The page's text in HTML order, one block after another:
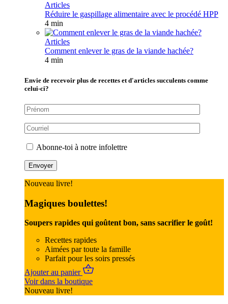
Articles
Réduire le gaspillage alimentaire avec le procédé HPP
4 min
Articles
Comment enlever le gras de la viande hachée?
4 min
Envie de recevoir plus de recettes et d'articles succulents comme
celui-ci?
Abonne-toi à notre infolettre
Nouveau livre!
Magiques boulettes!
Soupers rapides qui goûtent bon, sans sacrifier le goût!
Recettes rapides
Aimées par toute la famille
Parfait pour les soirs pressés
Ajouter au panier
Voir dans la boutique
Nouveau livre!